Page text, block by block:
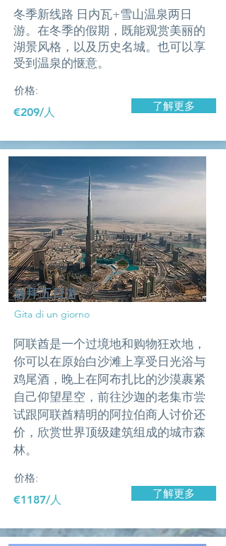
冬季新线路 日内瓦+雪山温泉两日
游。在冬季的假期，既能观赏美丽的
湖景风格，以及历史名城。也可以享
受到温泉的惬意。
价格:
​€209/人
了解更多
迪拜五日游
Gita di un giorno
阿联酋是一个过境地和购物狂欢地，
你可以在原始白沙滩上享受日光浴与
鸡尾酒，晚上在阿布扎比的沙漠裹紧
自己仰望星空，前往沙迦的老集市尝
试跟阿联酋精明的阿拉伯商人讨价还
价，欣赏世界顶级建筑组成的城市森
林。
价格:
​€1187/人
了解更多